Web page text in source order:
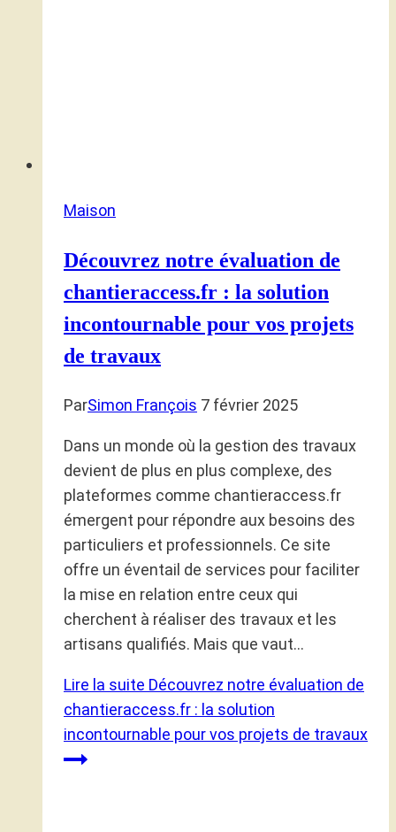
Maison
Découvrez notre évaluation de
chantieraccess.fr : la solution
incontournable pour vos projets
de travaux
ParSimon François 7 février 2025
Dans un monde où la gestion des travaux
devient de plus en plus complexe, des
plateformes comme chantieraccess.fr
émergent pour répondre aux besoins des
particuliers et professionnels. Ce site
offre un éventail de services pour faciliter
la mise en relation entre ceux qui
cherchent à réaliser des travaux et les
artisans qualifiés. Mais que vaut…
Lire la suite Découvrez notre évaluation de
chantieraccess.fr : la solution
incontournable pour vos projets de travaux